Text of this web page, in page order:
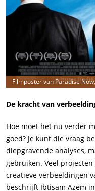
Filmposter van Paradise
De kracht van
Hoe moet het nu verder
goed? Je kunt die vraag
diepgravende analyses,
gebruiken. Veel
creatieve verbeeldingen
beschrijft Ibtisam Azem in